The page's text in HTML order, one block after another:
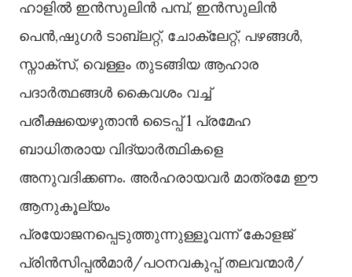
ഹാളില്‍ ഇന്‍സുലിന്‍ പമ്പ്, ഇന്‍സുലിന്‍
പെന്‍,ഷുഗര്‍ ടാബ്ലറ്റ്, ചോക്ലേറ്റ്, പഴങ്ങള്‍,
സ്നാക്സ്, വെള്ളം തുടങ്ങിയ ആഹാര
പദാര്‍ത്ഥങ്ങള്‍ കൈവശം വച്ച്
പരീക്ഷയെഴുതാന്‍ ടൈപ്പ് 1 പ്രമേഹ
ബാധിതരായ വിദ്യാര്‍ത്ഥികളെ
അനുവദിക്കണം. അര്‍ഹരായവര്‍ മാത്രമേ ഈ
ആനുകൂല്യം
പ്രയോജനപ്പെടുത്തുന്നുള്ളൂവന്ന് കോളജ്
പ്രിന്‍സിപ്പല്‍മാര്‍/പഠനവകുപ്പ് തലവന്മാര്‍/